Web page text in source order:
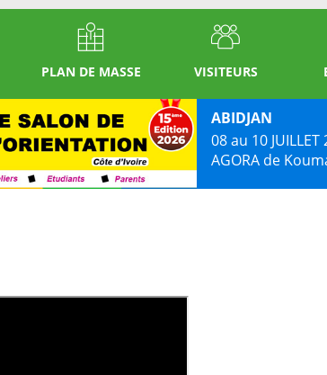
PLAN DE MASSE VISITEURS
ABIDJAN
08 au 10 JUILLET
AGORA de